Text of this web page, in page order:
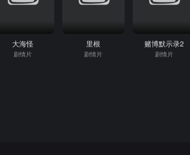
大海怪
剧情片
里根
剧情片
赌博默示录2
剧情片